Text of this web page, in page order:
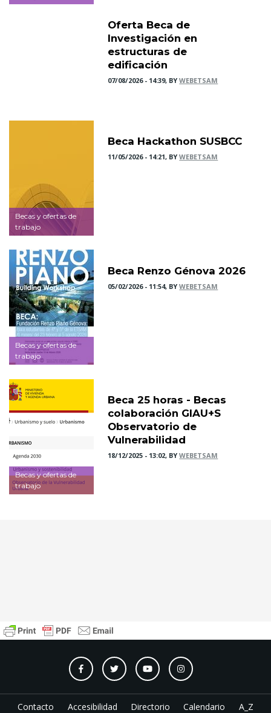
Oferta Beca de
Investigación en
estructuras de
edificación
07/08/2026 - 14:39, BYWEBETSAM
Becas y ofertas de
trabajo
Beca Hackathon SUSBCC
11/05/2026 - 14:21, BYWEBETSAM
Becas y ofertas de
trabajo
Beca Renzo Génova 2026
05/02/2026 - 11:54, BYWEBETSAM
Becas y ofertas de
trabajo
Beca 25 horas - Becas
colaboración GIAU+S
Observatorio de
Vulnerabilidad
18/12/2025 - 13:02, BYWEBETSAM
Contacto Accesibilidad Directorio Calendario A_Z